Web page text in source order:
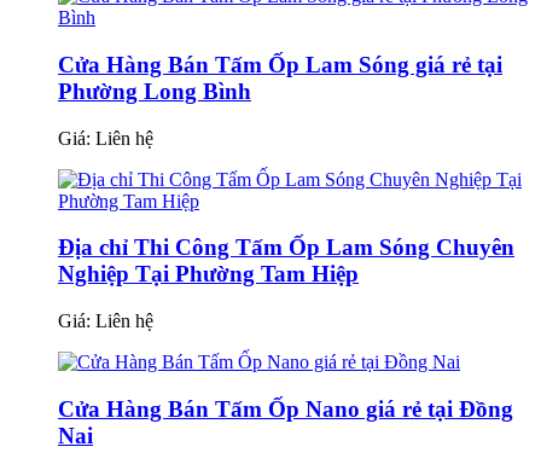
Cửa Hàng Bán Tấm Ốp Lam Sóng giá rẻ tại
Phường Long Bình
Giá: Liên hệ
Địa chỉ Thi Công Tấm Ốp Lam Sóng Chuyên
Nghiệp Tại Phường Tam Hiệp
Giá: Liên hệ
Cửa Hàng Bán Tấm Ốp Nano giá rẻ tại Đồng
Nai